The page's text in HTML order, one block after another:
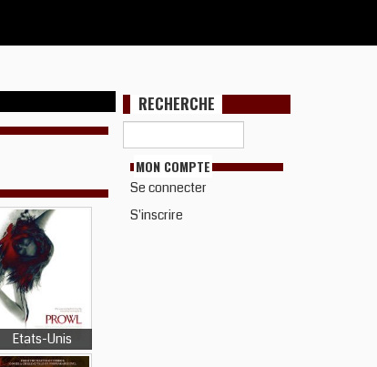
Etats-Unis
RECHERCHE
MON COMPTE
Se connecter
S'inscrire